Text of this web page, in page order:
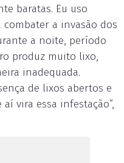
baratas. Eu uso
a invasão dos
a noite, período
produz muito lixo,
inadequada.
de lixos abertos e
vira essa infestação”,